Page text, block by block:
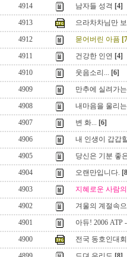
4914
남자들 성격 [4]
4913
으라차차님만
4912
묻어버린 아픔
4911
건강한 인연 [4]
4910
웃음소리... [6]
4909
만추에 실려가
4908
내마음을 울리
4907
변 화... [6]
4906
내 인생이 갑갑
4905
당신은 기분 좋
4904
오랜만입니다.
4903
지혜로운 사람
4902
겨울의 계절속
4901
아듀! 2006 ATP
4900
전국 동호인대